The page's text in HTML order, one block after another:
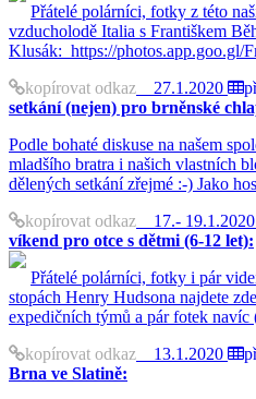
Přátelé polárníci, fotky z této
vzducholodě Italia s Františkem
Klusák: https://
kopírovat odkaz 27.1.2020
setkání (nejen) pro brněnské
Podle bohaté diskuse na našem
mladšího bratra i našich vlastních
dělených setkání zřejmé :-) Jako
kopírovat odkaz 17.- 19.1.2020
víkend pro otce s dětmi (6-12 let):
Přátelé polárníci, fotky i pár
stopách Henry Hudsona najdete
expedičních týmů a pár fotek
kopírovat odkaz 13.1.2020
Brna ve Slatině: